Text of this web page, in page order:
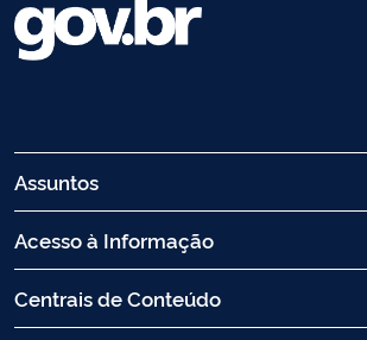
Assuntos
Acesso à Informação
Centrais de Conteúdo